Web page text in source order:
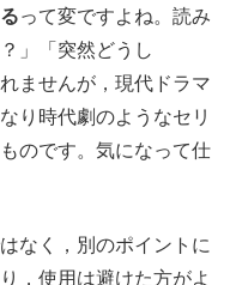
って変ですよね。読み
」「突然どうし
ませんが，現代ドラマ
り時代劇のようなセリ
のです。気になって仕
なく，別のポイントに
，使用は避けた方がよ